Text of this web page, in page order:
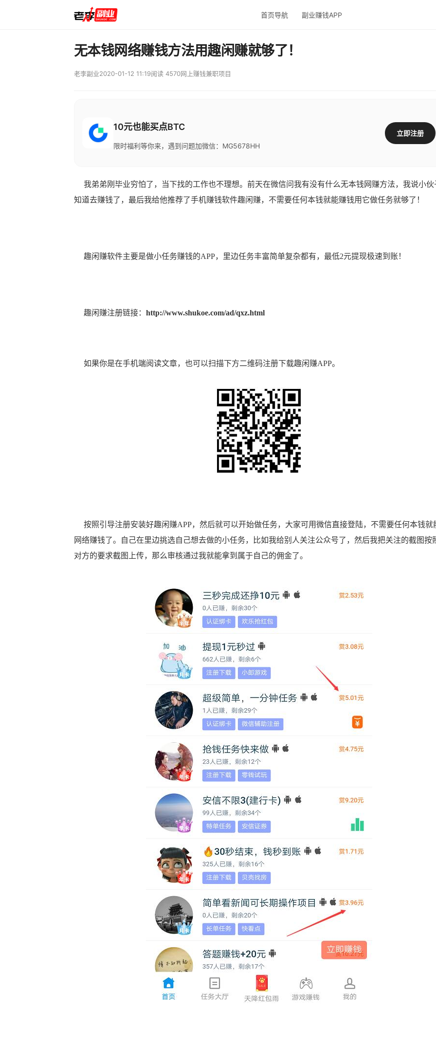
首页导航 副业赚钱APP
无本钱网络赚钱方法用趣闲赚就够了！
老李副业2020-01-12 11:19阅读 4570网上赚钱兼职项目
10元也能买点BTC
限时福利等你来，遇到问题加微信：MG5678HH
立即注册
我弟弟刚毕业穷怕了，当下找的工作也不理想。前天在微信问我有没有什么无本钱网赚方法，我说小伙
知道去赚钱了，最后我给他推荐了手机赚钱软件趣闲赚，不需要任何本钱就能赚钱用它做任务就够了！
趣闲赚软件主要是做小任务赚钱的APP，里边任务丰富简单复杂都有，最低2元提现极速到账！
趣闲赚注册链接： http://www.shukoe.com/ad/qxz.html
如果你是在手机端阅读文章，也可以扫描下方二维码注册下载趣闲赚APP。
按照引导注册安装好趣闲赚APP，然后就可以开始做任务，大家可用微信直接登陆，不需要任何本钱就
网络赚钱了。自己在里边挑选自己想去做的小任务，比如我给别人关注公众号了，然后我把关注的截图按
对方的要求截图上传，那么审核通过我就能拿到属于自己的佣金了。